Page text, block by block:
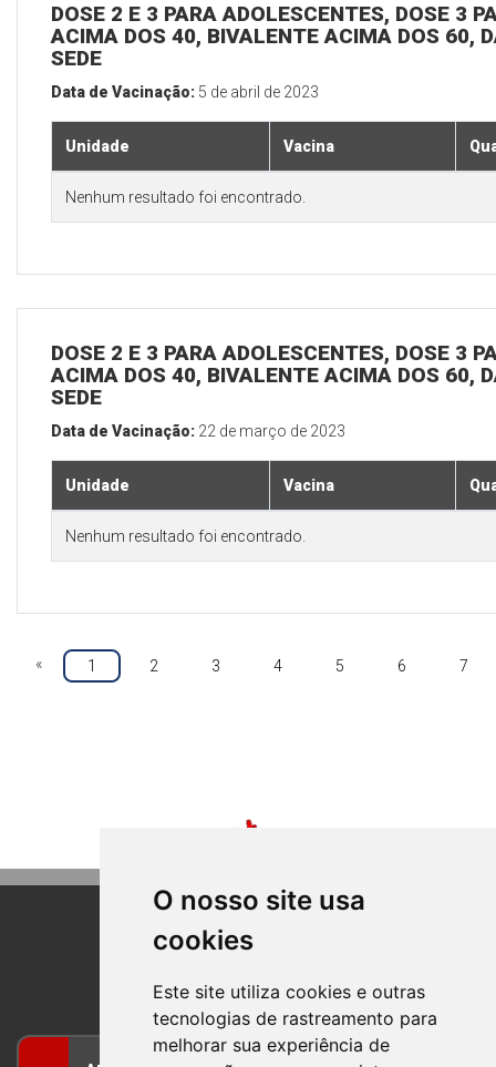
O nosso site usa
cookies
Este site utiliza cookies e outras
tecnologias de rastreamento para
melhorar sua experiência de
DOSE 2 E 3 PARA ADOLESCENTES, DOSE 3
ACIMA DOS 40, BIVALENTE ACIMA DOS 60,
SEDE
Data de Vacinação: 5 de abril de 2023
Unidade Vacina
Nenhum resultado foi encontrado.
DOSE 2 E 3 PARA ADOLESCENTES, DOSE 3
ACIMA DOS 40, BIVALENTE ACIMA DOS 60,
SEDE
Data de Vacinação: 22 de março de 2023
Unidade Vacina
Nenhum resultado foi encontrado.
« 1 2 3 4 5 6 7
BOM PRINCIPIO
RIO GRANDE DO SUL